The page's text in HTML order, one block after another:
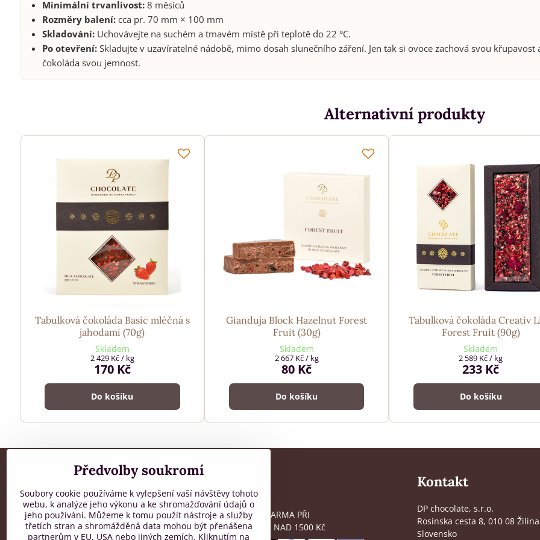
Minimální trvanlivost:8 měsíců
Rozměry balení:cca pr. 70 mm × 100 mm
Skladování:Uchovávejte na suchém a tmavém místě při teplotě do 22 °C.
Po otevření:Skladujte v uzavíratelné nádobě, mimo dosah slunečního záření. Jen tak si ovoce zachová svou křupavost
čokoláda svou jemnost.
Alternativní produkty
Tabulková čokoláda Basic mléčná s
jahodami (70g)
Skladem
170 Kč
2 429 Kč/ kg
Do košíku
Gianduja Block Hazelnut Forest
Fruit (30g)
Skladem
80 Kč
2 667 Kč/ kg
Do košíku
Tabulková čokoláda Creativ
Forest Fruit (90g)
Skladem
233 Kč
2 589 Kč/ kg
Do košíku
Všeobecné obchodní podmínky
Zpracování osobních údajů
Reklamační řád
DOPRAVA ZDARMA PŘI
OBJEDNÁVCE NAD 1500 Kč
Kontakt
DP chocolate, s.r.o.
Rosinska cesta 8, 010 08 Žilina
Slovensko
Předvolby soukromí
Soubory cookie používáme k vylepšení vaší návštěvy tohoto
webu, k analýze jeho výkonu a ke shromažďování údajů o
jeho používání. Můžeme k tomu použít nástroje a služby
třetích stran a shromážděná data mohou být přenášena
partnerům v EU, USA nebo jiných zemích. Kliknutím na